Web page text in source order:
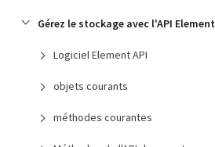
Gérez le stockage avec l'API Element
Logiciel Element API
objets courants
méthodes courantes